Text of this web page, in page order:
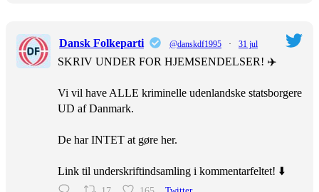
Dansk Folkeparti @danskdf1995 · 31 jul
SKRIV UNDER FOR HJEMSENDELSER! ✈️
Vi vil have ALLE kriminelle udenlandske statsborgere
UD af Danmark.
De har INTET at gøre her.
Link til underskriftindsamling i kommentarfeltet! ⬇️